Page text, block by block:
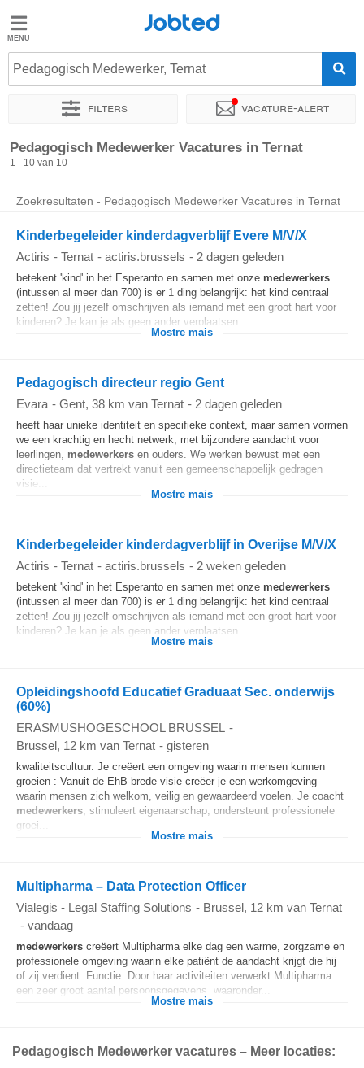
Jobted
Taal
Jobted
Pedagogisch Medewerker, Ternat
Filters Vacature-alert
Sorteer op Exacte locatie Bedrijf
Pedagogisch Medewerker Vacatures in Ternat
1 - 10 van 10
Zoekresultaten - Pedagogisch Medewerker Vacatures in Ternat
Kinderbegeleider kinderdagverblijf Evere M/V/X
Actiris - Ternat - actiris.brussels - 2 dagen geleden
betekent 'kind' in het Esperanto en samen met onze medewerkers
(intussen al meer dan 700) is er 1 ding belangrijk: het kind centraal
zetten! Zou jij jezelf omschrijven als iemand met een groot hart voor
kinderen? Je kan je als geen ander verplaatsen...
Mostre mais
Pedagogisch directeur regio Gent
Evara - Gent, 38 km van Ternat - 2 dagen geleden
heeft haar unieke identiteit en specifieke context, maar samen vormen
we een krachtig en hecht netwerk, met bijzondere aandacht voor
leerlingen, medewerkers en ouders. We werken bewust met een
directieteam dat vertrekt vanuit een gemeenschappelijk gedragen
visie...
Mostre mais
Kinderbegeleider kinderdagverblijf in Overijse M/V/X
Actiris - Ternat - actiris.brussels - 2 weken geleden
betekent 'kind' in het Esperanto en samen met onze medewerkers
(intussen al meer dan 700) is er 1 ding belangrijk: het kind centraal
zetten! Zou jij jezelf omschrijven als iemand met een groot hart voor
kinderen? Je kan je als geen ander verplaatsen...
Mostre mais
Opleidingshoofd Educatief Graduaat Sec. onderwijs
(60%)
ERASMUSHOGESCHOOL BRUSSEL -
Brussel, 12 km van Ternat - gisteren
kwaliteitscultuur. Je creëert een omgeving waarin mensen kunnen
groeien : Vanuit de EhB‑brede visie creëer je een werkomgeving
waarin mensen zich welkom, veilig en gewaardeerd voelen. Je coacht
medewerkers, stimuleert eigenaarschap, ondersteunt professionele
groei...
Mostre mais
Multipharma – Data Protection Officer
Vialegis - Legal Staffing Solutions - Brussel, 12 km van Ternat
- vandaag
medewerkers creëert Multipharma elke dag een warme, zorgzame en
professionele omgeving waarin elke patiënt de aandacht krijgt die hij
of zij verdient. Functie: Door haar activiteiten verwerkt Multipharma
een zeer groot aantal persoonsgegevens, waaronder...
Mostre mais
Pedagogisch Medewerker vacatures – Meer locaties: